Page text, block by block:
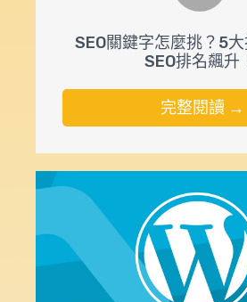
SEO關鍵字怎麼挑？5
SEO排名飆升
完整閱讀 →